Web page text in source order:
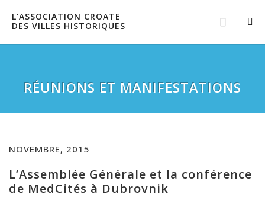
L’ASSOCIATION CROATE
DES VILLES HISTORIQUES
RÉUNIONS ET MANIFESTATIONS
NOVEMBRE, 2015
L’Assemblée Générale et la conférence
de MedCités à Dubrovnik